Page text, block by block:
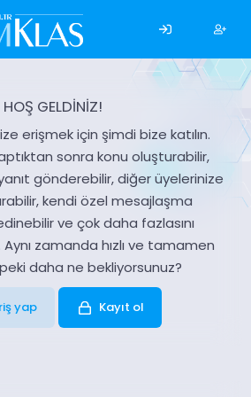
HOŞ GELDİNİZ!
erişmek için şimdi bize katılın.
sonra konu oluşturabilir,
gönderebilir, diğer üyelerinize
kendi özel mesajlaşma
ve çok daha fazlasını
zamanda hızlı ve tamamen
daha ne bekliyorsunuz?
yap Kayıt ol